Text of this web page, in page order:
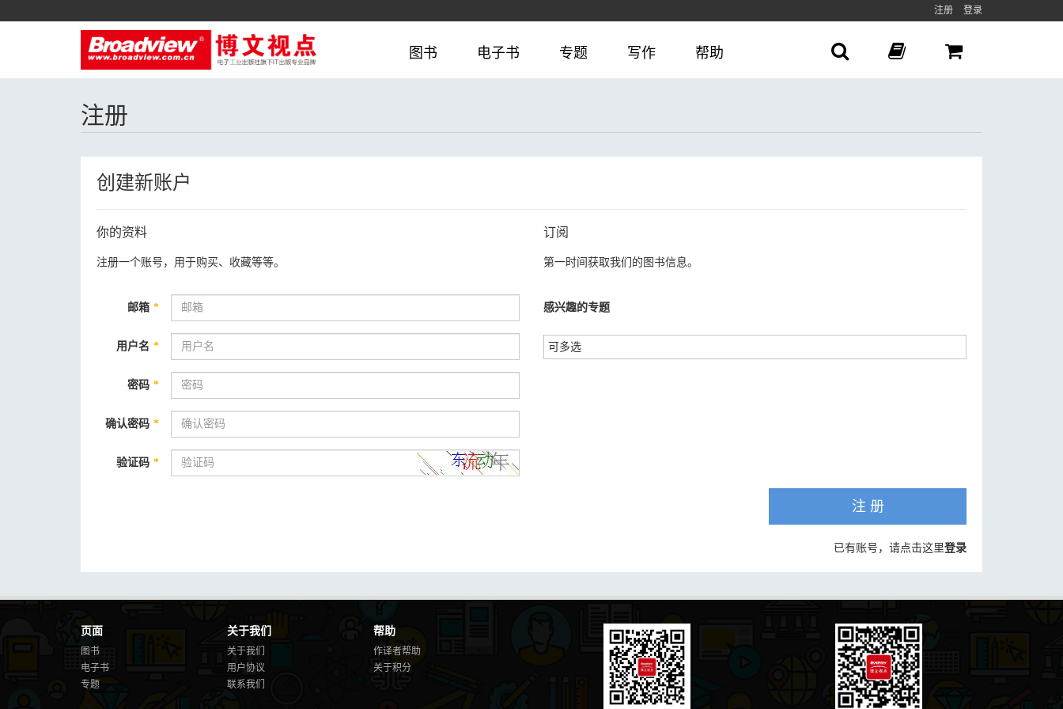
注册 登录
图书 电子书 专题 写作 帮助
注册
创建新账户
你的资料
注册一个账号，用于购买、收藏等等。
邮箱 *
用户名 *
密码 *
确认密码 *
验证码 *
订阅
第一时间获取我们的图书信息。
感兴趣的专题
注 册
已有账号，请点击这里登录
页面
图书
电子书
专题
关于我们
关于我们
用户协议
联系我们
帮助
作译者帮助
关于积分